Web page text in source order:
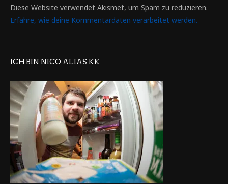
Diese Website verwendet Akismet, um Spam zu reduzieren.
Erfahre, wie deine Kommentardaten verarbeitet werden.
ICH BIN NICO ALIAS KK